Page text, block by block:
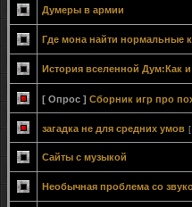
Думеры в армии
Где мона найти нормальные
История вселенной Дум:Как
[ Опрос ] Сборник игр про
загадка не для средних умов [
Сайты с музыкой
Необычная проблема со